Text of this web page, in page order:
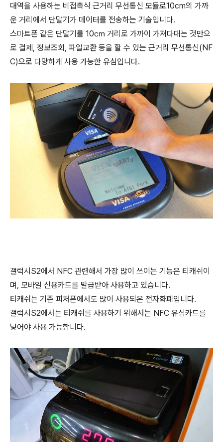
대역을 사용하는 비접촉식 근거리 무선통신 모듈로10cm의 가까
운 거리에서 단말기가 데이터를 전송하는 기술입니다.
스마트폰 같은 단말기를 10㎝ 거리로 가까이 가져다대는 것만으
로 결제, 정보조회, 파일교환 등을 할 수 있는 근거리 무선통신(NF
C)으로 다양하게 사용 가능한 유심입니다.
갤럭시S2에서 NFC 관련해서 가장 많이 쓰이는 기능은 티캐쉬이
며, 모바일 신용카드를 발급받아 사용하고 있습니다.
티캐쉬는 기존 피처폰에서도 많이 사용되온 전자화폐입니다.
갤럭시S2에서는 티캐쉬를 사용하기 위해서는 NFC 유심카드를
넣어야 사용 가능합니다.